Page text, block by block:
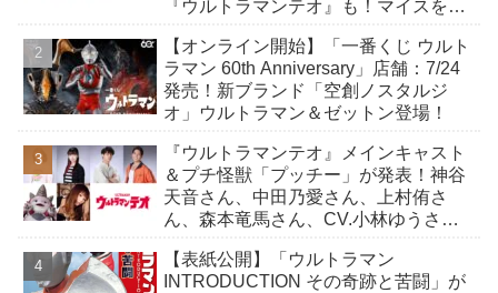
『ウルトラマンテオ』も！マイスをよ
【オンライン開始】「一番くじ ウルト
ラマン 60th Anniversary」店舗：7/24
発売！新ブランド「空創ノスタルジ
オ」ウルトラマン＆ゼットン登場！
『ウルトラマンテオ』メインキャスト
＆プチ怪獣「プッチー」が発表！神谷
天音さん、中田乃愛さん、上村侑さ
ん、森本竜馬さん、CV.小林ゆうさ
【表紙公開】「ウルトラマン
INTRODUCTION その奇跡と苦闘」が